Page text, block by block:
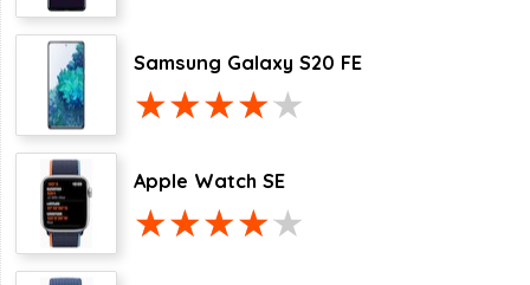
Samsung Galaxy S20 FE
Apple Watch SE